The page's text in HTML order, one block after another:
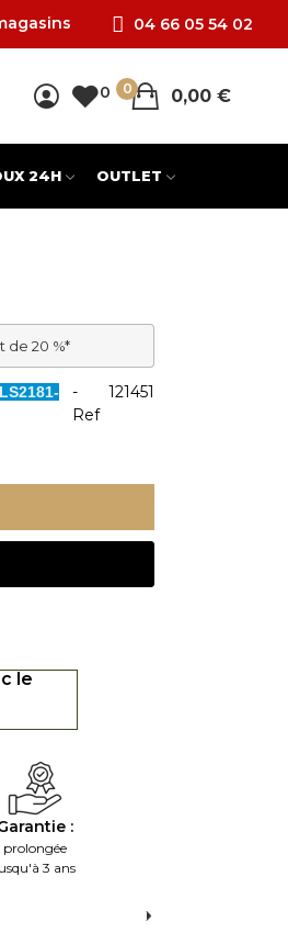
04 66 05 54 02
0 0,00 €
0
24H OUTLET
de 20 %*
LS2181-
-
Ref
121451
le
:
prolongée
3 ans